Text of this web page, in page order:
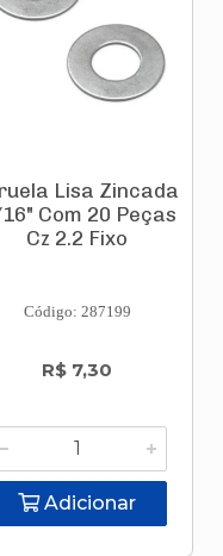
Lisa Zincada
Com 20 Peças
Cz 2.2 Fixo
Código: 287199
R$ 7,30
Adicionar